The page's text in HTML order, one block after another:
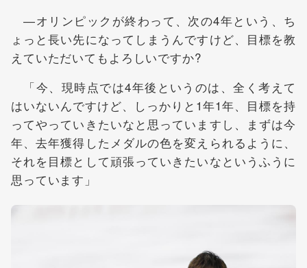
―オリンピックが終わって、次の4年という、ち
ょっと長い先になってしまうんですけど、目標を教
えていただいてもよろしいですか?
「今、現時点では4年後というのは、全く考えて
はいないんですけど、しっかりと1年1年、目標を持
ってやっていきたいなと思っていますし、まずは今
年、去年獲得したメダルの色を変えられるように、
それを目標として頑張っていきたいなというふうに
思っています」